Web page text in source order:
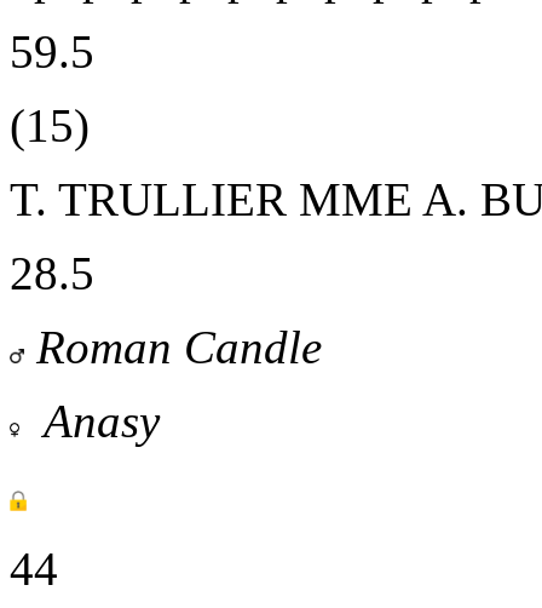
59.5
(15)
T. TRULLIER MME A.
28.5
Roman Candle
Anasy
44